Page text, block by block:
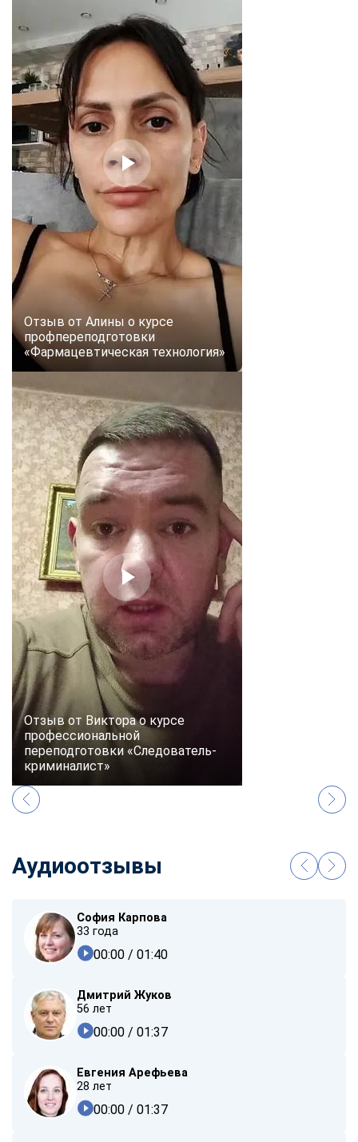
Отзыв от Алины о курсе
профпереподготовки
«Фармацевтическая технология»
Отзыв от Виктора о курсе
профессиональной
переподготовки «Следователь-
криминалист»
Аудиоотзывы
София Карпова
33 года
00:00 / 01:40
Дмитрий Жуков
56 лет
00:00 / 01:37
Евгения Арефьева
28 лет
00:00 / 01:37